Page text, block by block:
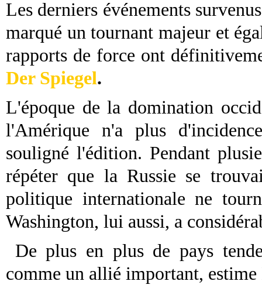
Les derniers événements
marqué un tournant majeur et
rapports de force ont
Der Spiegel.
L'époque de la domination
l'Amérique n'a plus
souligné l'édition. Pendant
répéter que la Russie se
politique internationale ne
Washington, lui aussi, a
De plus en plus de pays
comme un allié important,